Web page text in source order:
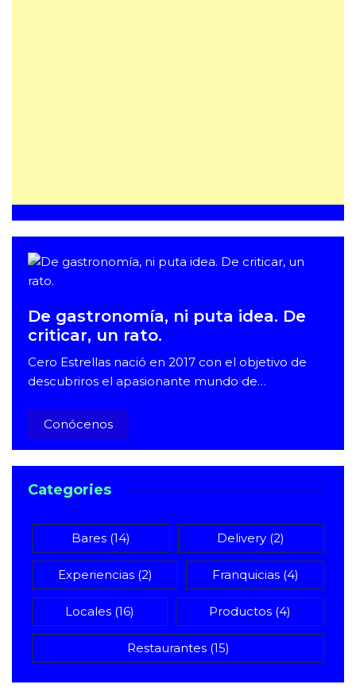
De gastronomía, ni puta idea. De
criticar, un rato.
Cero Estrellas nació en 2017 con el objetivo de
descubriros el apasionante mundo de…
Conócenos
Categories
Bares(14) Delivery (2)
Experiencias(2) Franquicias(4)
Locales (16) Productos (4)
Restaurantes(15)